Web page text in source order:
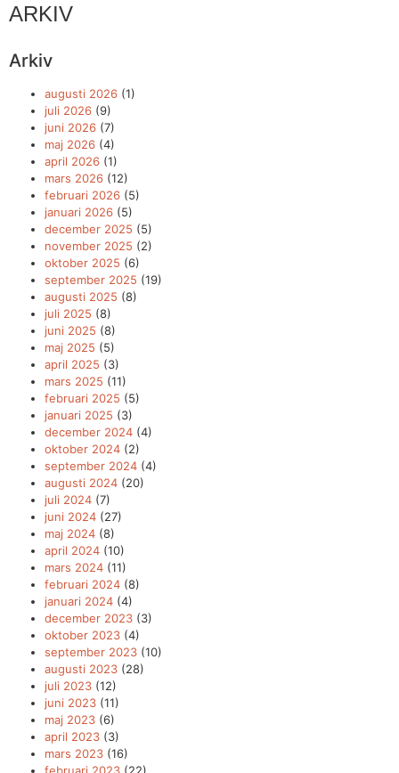
ARKIV
Arkiv
augusti 2026 (1)
juli 2026 (9)
juni 2026 (7)
maj 2026 (4)
april 2026 (1)
mars 2026 (12)
februari 2026 (5)
januari 2026 (5)
december 2025 (5)
november 2025 (2)
oktober 2025 (6)
september 2025 (19)
augusti 2025 (8)
juli 2025 (8)
juni 2025 (8)
maj 2025 (5)
april 2025 (3)
mars 2025 (11)
februari 2025 (5)
januari 2025 (3)
december 2024 (4)
oktober 2024 (2)
september 2024 (4)
augusti 2024 (20)
juli 2024 (7)
juni 2024 (27)
maj 2024 (8)
april 2024 (10)
mars 2024 (11)
februari 2024 (8)
januari 2024 (4)
december 2023 (3)
oktober 2023 (4)
september 2023 (10)
augusti 2023 (28)
juli 2023 (12)
juni 2023 (11)
maj 2023 (6)
april 2023 (3)
mars 2023 (16)